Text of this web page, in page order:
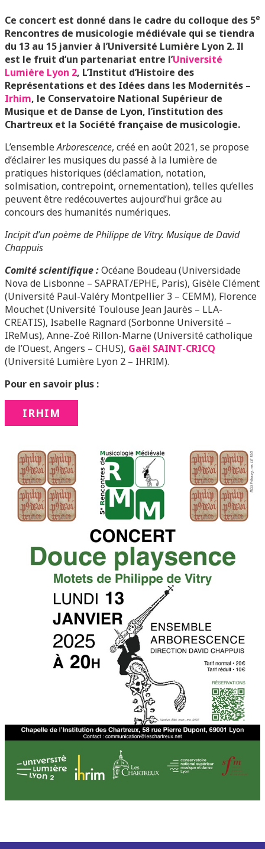
Ce concert est donné dans le cadre du colloque des 5e
Rencontres de musicologie médiévale qui se tiendra
du 13 au 15 janvier à l’Université Lumière Lyon 2. Il
est le fruit d’un partenariat entre l’Université
Lumière Lyon 2, L’Institut d’Histoire des
Représentations et des Idées dans les Modernités –
Irhim, le Conservatoire National Supérieur de
Musique et de Danse de Lyon, l’institution des
Chartreux et la Société française de musicologie.
L’ensembleArborescence, créé en août 2021, se propose
d’éclairer les musiques du passé à la lumière de
pratiques historiques (déclamation, notation,
solmisation, contrepoint, ornementation), telles qu’elles
peuvent être redécouvertes aujourd’hui grâce au
concours des humanités numériques.
Incipit d’un poème de Philippe de Vitry. Musique de David
Chappuis
Comité scientifique :Océane Boudeau (Universidade
Nova de Lisbonne – SAPRAT/EPHE, Paris), Gisèle Clément
(Université Paul-Valéry Montpellier 3 – CEMM), Florence
Mouchet (Université Toulouse Jean Jaurès – LLA-
CREATIS), Isabelle Ragnard (Sorbonne Université –
IReMus), Anne-Zoé Rillon-Marne (Université catholique
de l’Ouest, Angers – CHUS), Gaël SAINT-CRICQ
(Université Lumière Lyon 2 – IHRIM).
Pour en savoir plus :
IRHIM